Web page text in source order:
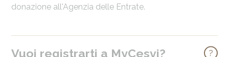
donazione all'Agenzia delle Entrate.
Vuoi registrarti a MyCesvi? info